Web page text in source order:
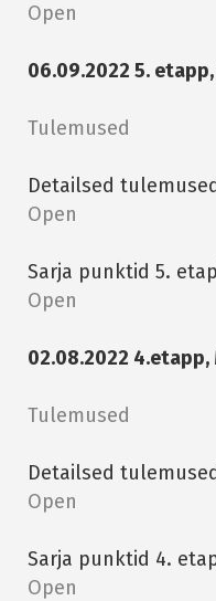
Open
06.09.2022 5.
Tulemused
Detailsed
Open
Sarja punktid 5.
Open
02.08.2022 4.etapp,
Tulemused
Detailsed
Open
Sarja punktid 4.
Open